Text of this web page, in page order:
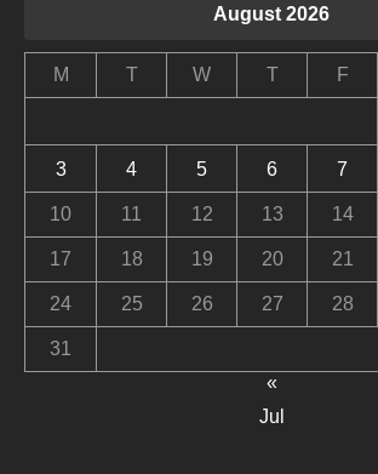
August 2026
M T W T F
3 4 5 6 7
10 11 12 13 14
17 18 19 20 21
24 25 26 27 28
31
«
Jul